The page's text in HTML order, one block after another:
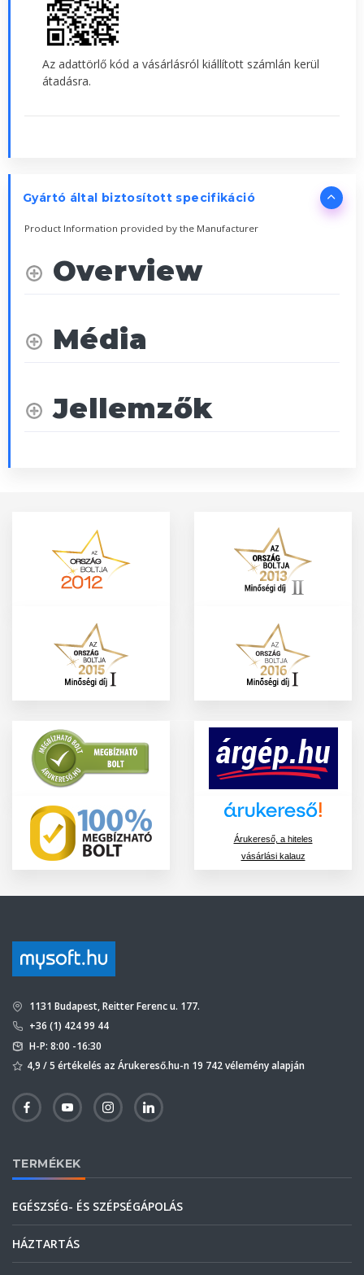
Az adattörlő kód a vásárlásról kiállított számlán kerül
átadásra.
Gyártó által biztosított specifikáció
Product Information provided by the Manufacturer
Overview
Média
Jellemzők
Árukereső, a hiteles
vásárlási kalauz
1131 Budapest, Reitter Ferenc u. 177.
+36 (1) 424 99 44
H-P: 8:00 -16:30
4,9 / 5 értékelés az Árukereső.hu-n 19 742 vélemény alapján
TERMÉKEK
EGÉSZSÉG- ÉS SZÉPSÉGÁPOLÁS
HÁZTARTÁS